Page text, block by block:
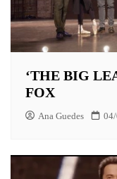
‘THE BIG
FOX
Ana Guedes